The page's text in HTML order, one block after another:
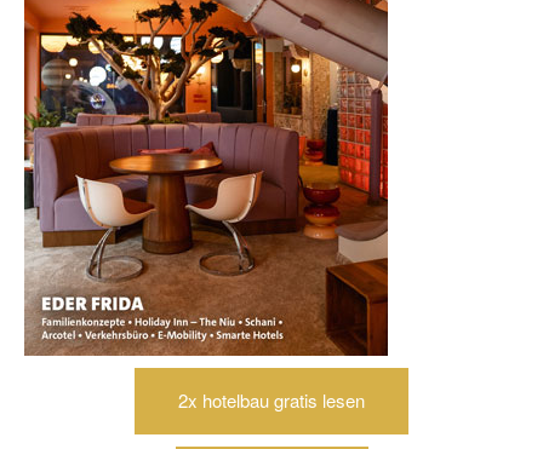
2x hotelbau gratis lesen